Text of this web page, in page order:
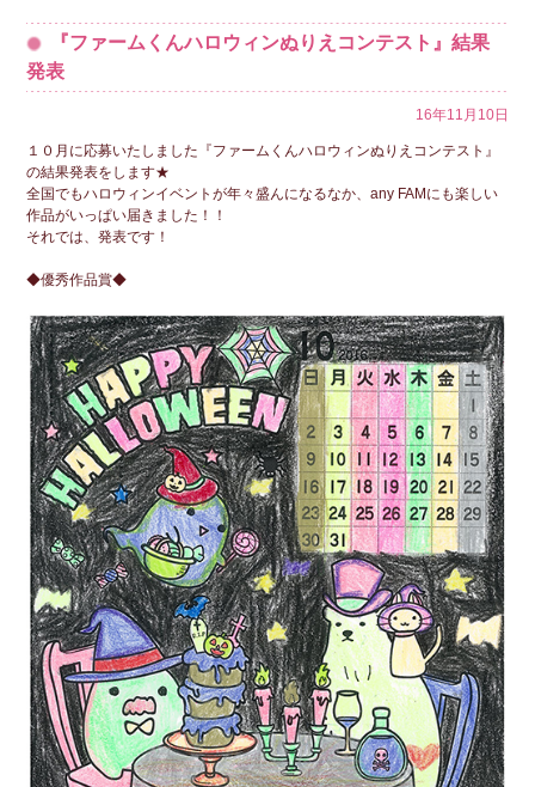
『ファームくんハロウィンぬりえコンテスト』結果
発表
16年11月10日
１０月に応募いたしました『ファームくんハロウィンぬりえコンテスト』
の結果発表をします★
全国でもハロウィンイベントが年々盛んになるなか、any FAMにも楽しい
作品がいっぱい届きました！！
それでは、発表です！
◆優秀作品賞◆